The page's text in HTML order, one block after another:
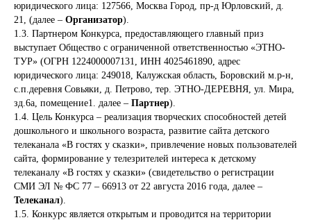
юридического лица: 127566, Москва Город, пр-д Юрловский, д.
21, (далее – Организатор).
1.3. Партнером Конкурса, предоставляющего главный приз
выступает Общество с ограниченной ответственностью «ЭТНО-
ТУР» (ОГРН 1224000007131, ИНН 4025461890, адрес
юридического лица: 249018, Калужская область, Боровский м.р-н,
с.п.деревня Совьяки, д. Петрово, тер. ЭТНО-ДЕРЕВНЯ, ул. Мира,
зд.6а, помещение1. далее – Партнер).
1.4. Цель Конкурса – реализация творческих способностей детей
дошкольного и школьного возраста, развитие сайта детского
телеканала «В гостях у сказки», привлечение новых пользователей
сайта, формирование у телезрителей интереса к детскому
телеканалу «В гостях у сказки» (свидетельство о регистрации
СМИ ЭЛ № ФС 77 – 66913 от 22 августа 2016 года, далее –
Телеканал).
1.5. Конкурс является открытым и проводится на территории